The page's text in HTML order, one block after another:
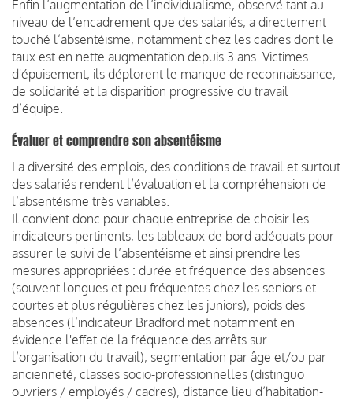
Enfin l’augmentation de l’individualisme, observé tant au
niveau de l’encadrement que des salariés, a directement
touché l’absentéisme, notamment chez les cadres dont le
taux est en nette augmentation depuis 3 ans. Victimes
d'épuisement, ils déplorent le manque de reconnaissance,
de solidarité et la disparition progressive du travail
d’équipe.
Évaluer et comprendre son absentéisme
La diversité des emplois, des conditions de travail et surtout
des salariés rendent l’évaluation et la compréhension de
l’absentéisme très variables.
Il convient donc pour chaque entreprise de choisir les
indicateurs pertinents, les tableaux de bord adéquats pour
assurer le suivi de l’absentéisme et ainsi prendre les
mesures appropriées : durée et fréquence des absences
(souvent longues et peu fréquentes chez les seniors et
courtes et plus régulières chez les juniors), poids des
absences (l’indicateur Bradford met notamment en
évidence l'effet de la fréquence des arrêts sur
l’organisation du travail), segmentation par âge et/ou par
ancienneté, classes socio-professionnelles (distinguo
ouvriers / employés / cadres), distance lieu d’habitation-